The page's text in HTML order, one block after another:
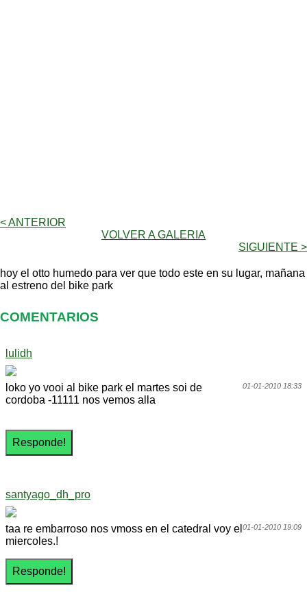
< ANTERIOR
VOLVER A GALERIA
SIGUIENTE >
hoy el otto humedo para ver que todo este en su lugar, mañana
al estreno del bike park
COMENTARIOS
lulidh
01-01-2010 18:33
loko yo vooi al bike park el martes soi de
cordoba -11111 nos vemos alla
santyago_dh_pro
01-01-2010 19:09
taa re embarroso nos vmoss en el catedral voy el
miercoles.!